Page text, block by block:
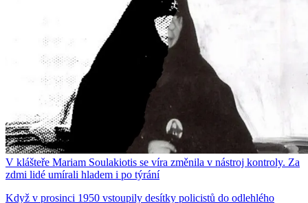
V klášteře Mariam Soulakiotis se víra změnila v nástroj kontroly. Za
zdmi lidé umírali hladem i po týrání
Když v prosinci 1950 vstoupily desítky policistů do odlehlého